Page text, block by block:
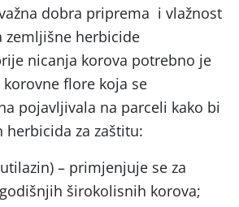
dobra priprema i vlažnost
zemljišne herbicide
nicanja korova potrebno je
flore koja se
pojavljivala na parceli kako bi
za zaštitu:
– primjenjuje se za
širokolisnih korova;